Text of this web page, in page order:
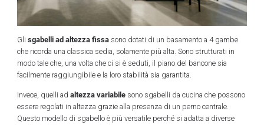
Gli sgabelli ad altezza fissasono dotati di un basamento a 4 gambe
che ricorda una classica sedia, solamente più alta. Sono strutturati in
modo tale che, una volta che ci si è seduti, il piano del bancone sia
facilmente raggiungibile e la loro stabilità sia garantita.
Invece, quelli ad altezza variabilesono sgabelli da cucina che possono
essere regolati in altezza grazie alla presenza di un perno centrale.
Questo modello di sgabello è più versatile perché si adatta a diverse